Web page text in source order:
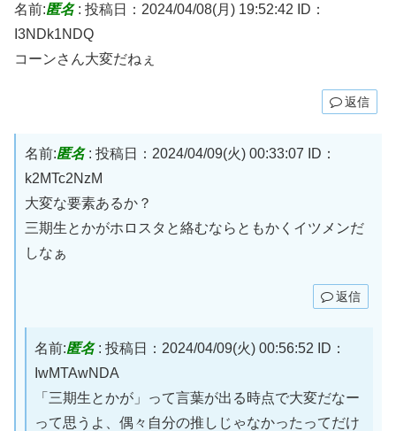
名前:匿名: 投稿日：2024/04/08(月) 19:52:42
ID：
I3NDk1NDQ
コーンさん大変だねぇ
返信
名前:匿名: 投稿日：2024/04/09(火) 00:33:07
ID：
k2MTc2NzM
大変な要素あるか？
三期生とかがホロスタと絡むならともかくイツメンだ
しなぁ
返信
名前:匿名: 投稿日：2024/04/09(火) 00:56:52
ID：
IwMTAwNDA
「三期生とかが」って言葉が出る時点で大変だなー
って思うよ、偶々自分の推しじゃなかったってだけ